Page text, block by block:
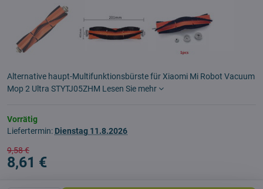
Alternative haupt-Multifunktionsbürste für Xiaomi Mi Robot Vacuum
Mop 2 Ultra STYTJ05ZHM Lesen Sie mehr
Vorrätig
Liefertermin: Dienstag 11.8.2026
9,58 €
8,61 €